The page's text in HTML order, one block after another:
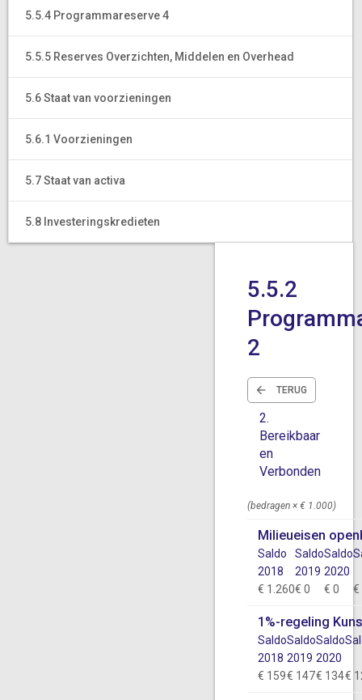
5.5.4 Programmareserve 4
5.5.5 Reserves Overzichten, Middelen en Overhead
5.6 Staat van voorzieningen
5.6.1 Voorzieningen
5.7 Staat van activa
5.8 Investeringskredieten
5.5.2
2
TERUG
2.
Bereikbaar
en
Verbonden
(bedragen × € 1.000)
Milieueisen
Saldo
2018
Saldo
2019
Saldo
2020
€ 1.260€ 0 € 0 €
1%-regeling
Saldo
2018
Saldo
2019
Saldo
2020
€ 159€ 147€ 134€